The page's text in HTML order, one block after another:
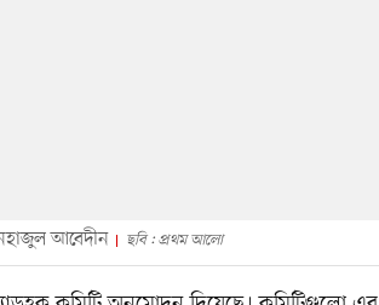
আবেদীন ছবি : প্রথম আলো